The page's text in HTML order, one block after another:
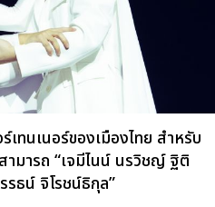
เทนเนอร์ของเมืองไทย สำหรับ
มารถ “เจมีไนน์ นรวิชญ์ ฐิติ
ธน์ จิโรชน์ธิกุล”